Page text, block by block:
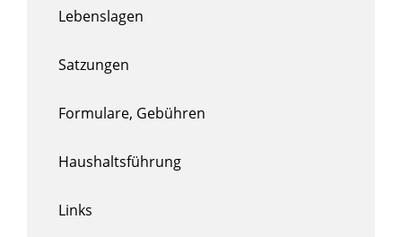
Lebenslagen
Satzungen
Formulare, Gebühren
Haushaltsführung
Links